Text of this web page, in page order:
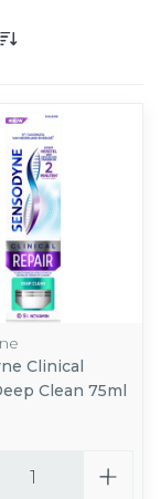
Clinical
Clean 75ml